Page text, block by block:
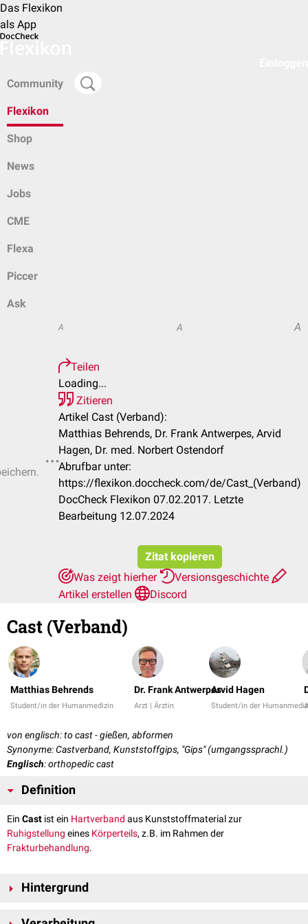
Das Flexikon
als App
Community
Flexikon
Shop
News
Jobs
CME
Flexa
Piccer
Ask
A A A
Teilen
Loading...
Zitieren
Artikel Cast (Verband):
Matthias Behrends, Dr. Frank Antwerpes, Arvid
Hagen, Dr. med. Norbert Ostendorf
Abrufbar unter:
https://flexikon.doccheck.com/de/Cast_(Verband)
DocCheck Flexikon 07.02.2017. Letzte
Bearbeitung 12.07.2024
Zitat kopieren
Was zeigt hierher
Versionsgeschichte
Artikel erstellen
Discord
Cast (Verband)
Matthias Behrends
Student/in der Humanmedizin
Dr. Frank Antwerpes
Arzt | Ärztin
Arvid Hagen
Student/in der
von englisch: to cast - gießen, abformen
Synonyme: Castverband, Kunststoffgips, "Gips" (umgangssprachl.)
Englisch: orthopedic cast
Definition
Ein Cast ist ein Hartverband aus Kunststoffmaterial zur
Ruhigstellung eines Körperteils, z.B. im Rahmen der
Frakturbehandlung.
Hintergrund